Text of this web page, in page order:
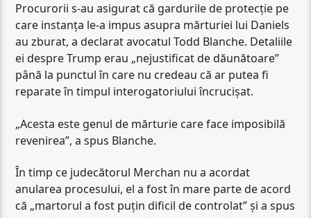
Procurorii s-au asigurat că gardurile de protecție pe
care instanța le-a impus asupra mărturiei lui Daniels
au zburat, a declarat avocatul Todd Blanche. Detaliile
ei despre Trump erau „nejustificat de dăunătoare”
până la punctul în care nu credeau că ar putea fi
reparate în timpul interogatoriului încrucișat.
„Acesta este genul de mărturie care face imposibilă
revenirea”, a spus Blanche.
În timp ce judecătorul Merchan nu a acordat
anularea procesului, el a fost în mare parte de acord
că „martorul a fost puțin dificil de controlat” și a spus